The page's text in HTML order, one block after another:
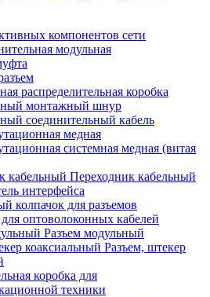
компонентов сети
модульная
распределительная коробка
монтажный шнур
соединительный кабель
медная
системная медная (витая
Переходник кабельный
интерфейса
колпачок для разъемов
для оптоволоконных кабелей
Разъем модульный
Разъем, штекер
коробка для
техники